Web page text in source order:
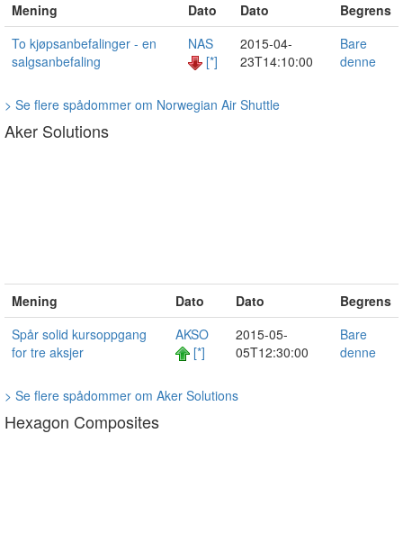
Mening Dato Dato
Begrens
To kjøpsanbefalinger - en
salgsanbefaling
NAS
[*]
2015-04-
23T14:10:00
Bare
denne
> Se flere spådommer om Norwegian Air Shuttle
Aker Solutions
Mening Dato Dato
Begrens
Spår solid kursoppgang
for tre aksjer
AKSO
[*]
2015-05-
05T12:30:00
Bare
denne
> Se flere spådommer om Aker Solutions
Hexagon Composites